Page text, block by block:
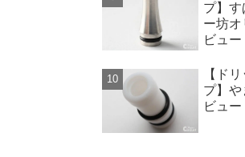
プ】す
ー坊オ
ビュー
【ド
プ】
ビュー